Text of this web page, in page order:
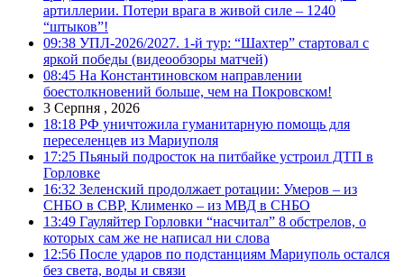
артиллерии. Потери врага в живой силе – 1240
“штыков”!
09:38 УПЛ-2026/2027. 1-й тур: “Шахтер” стартовал с
яркой победы (видеообзоры матчей)
08:45 На Константиновском направлении
боестолкновений больше, чем на Покровском!
3 Серпня , 2026
18:18 РФ уничтожила гуманитарную помощь для
переселенцев из Мариуполя
17:25 Пьяный подросток на питбайке устроил ДТП в
Горловке
16:32 Зеленский продолжает ротации: Умеров – из
СНБО в СВР, Клименко – из МВД в СНБО
13:49 Гауляйтер Горловки “насчитал” 8 обстрелов, о
которых сам же не написал ни слова
12:56 После ударов по подстанциям Мариуполь остался
без света, воды и связи